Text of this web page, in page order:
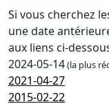
Si vous cherchez
une date
aux liens ci-
2024-05-14(la plus
2021-04-27
2015-02-22